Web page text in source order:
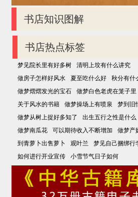
书店知识图解
书店热点标签
梦见院长里有好多树
清明上坟有什么讲究
做房子怎样好风水
夏至吃什么好
秋分有什
做梦熠熠发光的宝石
做梦白色老虎在笼子里
关于风水的书籍
做梦操场上有喷泉
梦到旧
做梦从树上捉好多知了
出生五行之性是什么
做梦南瓜花
可以期待收入不断增加
做梦产
到青萝卜出售萝卜
观叶兰
梦见自己捆绑行
如何进行开业宣传
小雪节气日子如何